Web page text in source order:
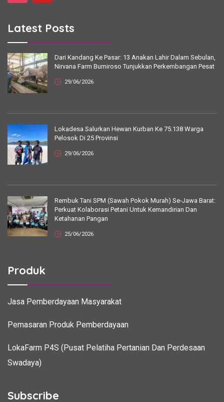
Latest Posts
Dari Kandang Ke Pasar: 13 Anakan Lahir Dalam Sebulan,
Nirvana Farm Bumiroso Tunjukkan Perkembangan Pesat
29/06/2026
Lokadesa Salurkan Hewan Kurban Ke 75.138 Warga
Pelosok Di 25 Provinsi
29/06/2026
Rembuk Tani SPM (Sawah Pokok Murah) Se-Jawa Barat:
Perkuat Kolaborasi Petani Untuk Kemandirian Dan
Ketahanan Pangan
25/06/2026
Produk
Jasa Pemberdayaan Masyarakat
Pemasaran Produk Pemberdayaan
LokaFarm P4S (Pusat Pelatiha Pertanian Dan Perdesaan
Swadaya)
Subscribe